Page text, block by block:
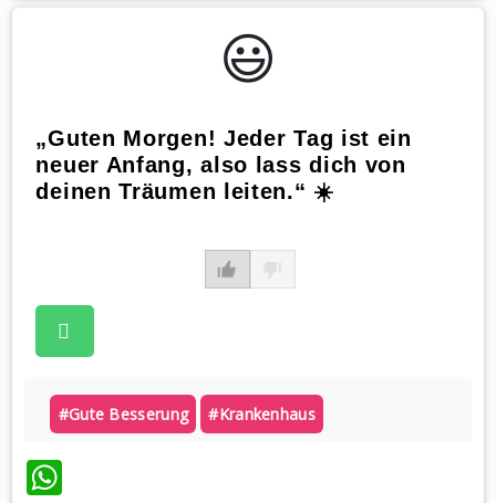
😃️
„Guten Morgen! Jeder Tag ist ein
neuer Anfang, also lass dich von
deinen Träumen leiten.“ ☀️
#gute Besserung #krankenhaus
WhatsApp